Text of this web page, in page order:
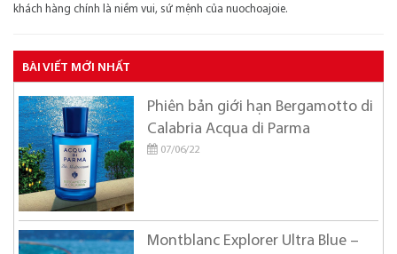
khách hàng chính là niềm vui, sứ mệnh của nuochoajoie.
BÀI VIẾT MỚI NHẤT
Phiên bản giới hạn Bergamotto di
Calabria Acqua di Parma
07/06/22
Montblanc Explorer Ultra Blue –